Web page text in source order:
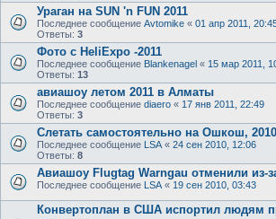
Ураган на SUN 'n FUN 2011
Последнее сообщение Avtomike « 01 апр 2011,
Ответы: 3
Фото c HeliExpo -2011
Последнее сообщение Blankenagel « 15 мар 2011,
Ответы: 13
авиашоу летом 2011 в Алматы
Последнее сообщение diaero « 17 янв 2011, 22:49
Ответы: 3
Слетать самостоятельно на Ошкош,
Последнее сообщение LSA « 24 сен 2010, 12:06
Ответы: 8
Авиашоу Flugtag Warngau отменили из-
Последнее сообщение LSA « 19 сен 2010, 03:43
Конвертоплан в США испортил людям